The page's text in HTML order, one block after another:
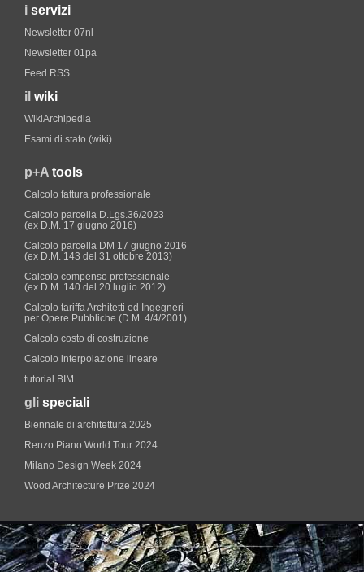
i servizi
Newsletter 07nl
Newsletter 01pa
Feed RSS
il wiki
WikiArchipedia
Esami di stato (wiki)
p+A tools
Calcolo fattura professionale
Calcolo parcella D.Lgs.36/2023
(ex D.M. 17 giugno 2016)
Calcolo parcella DM 17 giugno 2016
(ex D.M. 143 del 31 ottobre 2013)
Calcolo compenso professionale
(ex D.M. 140 del 20 luglio 2012)
Calcolo tariffa Architetti ed Ingegneri
per Opere Pubbliche (D.M. 4/4/2001)
Calcolo costo di costruzione
Calcolo interpolazione lineare
tutorial BIM
gli speciali
Biennale di architettura 2025
Renzo Piano World Tour 2024
Milano Design Week 2024
Wood Architecture Prize 2024